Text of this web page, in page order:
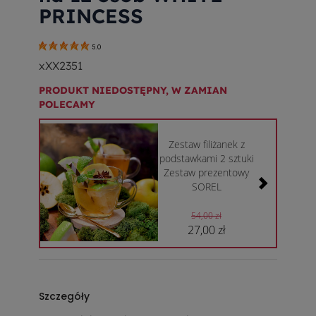
PRINCESS
5.0
xXX2351
PRODUKT NIEDOSTĘPNY, W ZAMIAN
POLECAMY
Zestaw filiżanek z
podstawkami 2 sztuki
Zestaw prezentowy
SOREL
54,00 zł
27,00 zł
Szczegóły